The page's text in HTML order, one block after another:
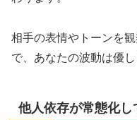
相手の表情やトーンを
で、あなたの波動は優し
他人依存が常態化し